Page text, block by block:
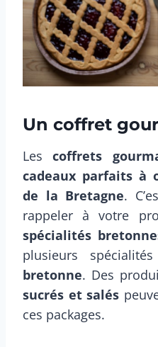
Un coffret
Les coffrets
cadeaux parfaits à
de la Bretagne.
rappeler à votre
spécialités
plusieurs
bretonne. Des
sucrés et salés
ces packages.